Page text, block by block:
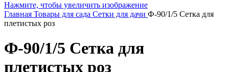
Нажмите, чтобы увеличить изображение
Главная Товары для сада Сетки для дачи Ф-90/1/5 Сетка для
плетистых роз
Ф-90/1/5 Сетка для
плетистых роз